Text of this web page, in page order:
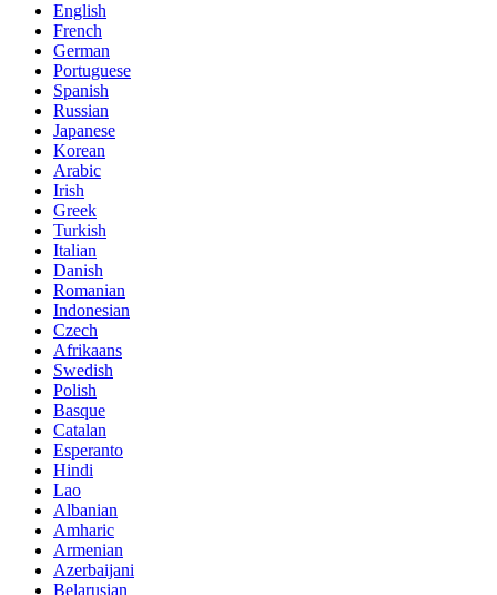
English
French
German
Portuguese
Spanish
Russian
Japanese
Korean
Arabic
Irish
Greek
Turkish
Italian
Danish
Romanian
Indonesian
Czech
Afrikaans
Swedish
Polish
Basque
Catalan
Esperanto
Hindi
Lao
Albanian
Amharic
Armenian
Azerbaijani
Belarusian